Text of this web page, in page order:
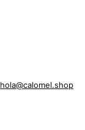
hola@calomel.shop